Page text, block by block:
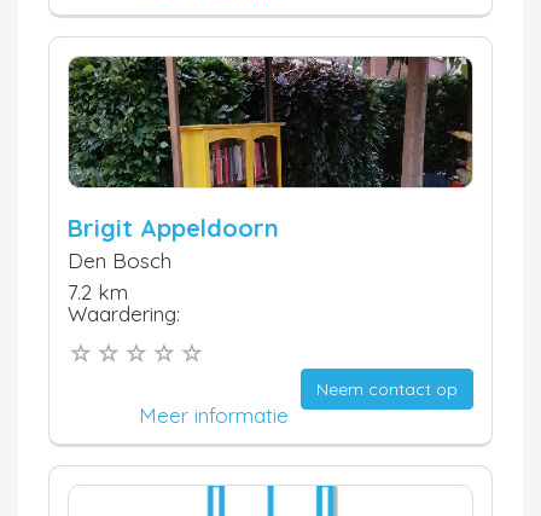
Brigit Appeldoorn
Den Bosch
7.2 km
Waardering:
Neem contact op
Meer informatie